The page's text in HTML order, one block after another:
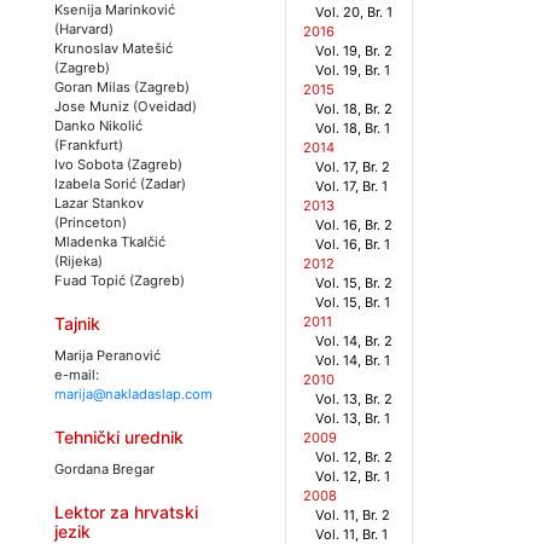
Ksenija Marinković
(Harvard)
Krunoslav Matešić
(Zagreb)
Goran Milas (Zagreb)
Jose Muniz (Oveidad)
Danko Nikolić
(Frankfurt)
Ivo Sobota (Zagreb)
Izabela Sorić (Zadar)
Lazar Stankov
(Princeton)
Mladenka Tkalčić
(Rijeka)
Fuad Topić (Zagreb)
Tajnik
Marija Peranović
e-mail:
marija@nakladaslap.com
Tehnički urednik
Gordana Bregar
Lektor za hrvatski
jezik
Vol. 20, Br. 1
2016
Vol. 19, Br. 2
Vol. 19, Br. 1
2015
Vol. 18, Br. 2
Vol. 18, Br. 1
2014
Vol. 17, Br. 2
Vol. 17, Br. 1
2013
Vol. 16, Br. 2
Vol. 16, Br. 1
2012
Vol. 15, Br. 2
Vol. 15, Br. 1
2011
Vol. 14, Br. 2
Vol. 14, Br. 1
2010
Vol. 13, Br. 2
Vol. 13, Br. 1
2009
Vol. 12, Br. 2
Vol. 12, Br. 1
2008
Vol. 11, Br. 2
Vol. 11, Br. 1